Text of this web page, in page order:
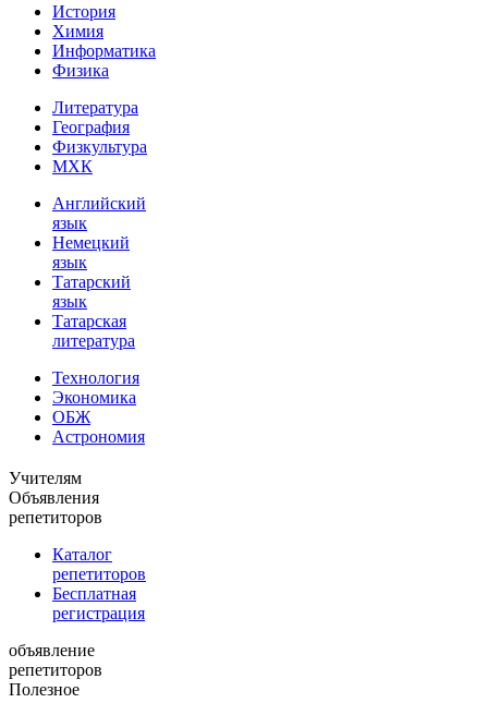
История
Химия
Информатика
Физика
Литература
География
Физкультура
МХК
Английский
язык
Немецкий
язык
Татарский
язык
Татарская
литература
Технология
Экономика
ОБЖ
Астрономия
Учителям
Объявления
репетиторов
Каталог
репетиторов
Бесплатная
регистрация
объявление
репетиторов
Полезное